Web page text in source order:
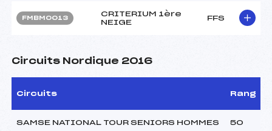
FMBM0013
CRITERIUM 1ère
NEIGE
FFS
Circuits Nordique 2016
Circuits Rang
SAMSE NATIONAL TOUR SENIORS HOMMES 50